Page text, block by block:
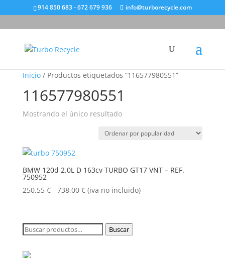
914 850 683 - 672 679 936 info@turborecycle.com
Inicio/ Productos etiquetados “116577980551”
116577980551
Mostrando el único resultado
BMW 120d 2.0L D 163cv TURBO GT17 VNT – REF.
750952
250,55 € - 738,00 €Rango
desde
250,55 €
(iva no incluido)
Buscar
Buscar